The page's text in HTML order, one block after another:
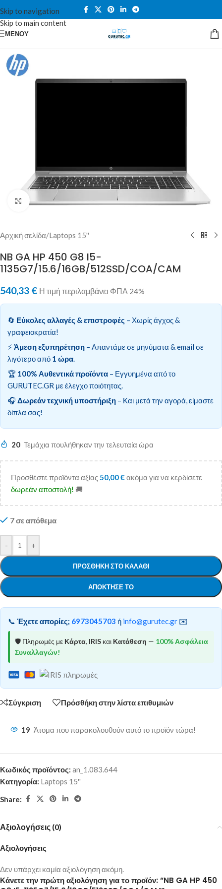
Skip to navigation
Skip to main content
ΜΕΝΟΎ
Κλικ για μεγέθυνση
Αρχική σελίδα/Laptops 15''
NB GA HP 450 G8 I5-
1135G7/15.6/16GB/512SSD/COA/CAM
540,33 € Η τιμή περιλαμβάνει ΦΠΑ 24%
🔄 Εύκολες αλλαγές & επιστροφές – Χωρίς άγχος &
γραφειοκρατία!
⚡ Άμεση εξυπηρέτηση – Απαντάμε σε μηνύματα & email σε
λιγότερο από 1 ώρα.
🏆 100% Αυθεντικά προϊόντα – Εγγυημένα από το
GURUTEC.GR με έλεγχο ποιότητας.
🎧 Δωρεάν τεχνική υποστήριξη – Και μετά την αγορά, είμαστε
δίπλα σας!
20 Τεμάχια πουλήθηκαν την τελευταία ώρα
Προσθέστε προϊόντα αξίας50,00€ ακόμα για να κερδίσετε
δωρεάν αποστολή! 🚚
7 σε απόθεμα
- +
ΠΡΟΣΘΉΚΗ ΣΤΟ ΚΑΛΆΘΙ
ΑΠΌΚΤΗΣΕ ΤΟ
📞 Έχετε απορίες; 6973045703 ή info@gurutec.gr ✉️
🛡️ Πληρωμές με Κάρτα, IRIS και Κατάθεση — 100% Ασφάλεια
Συναλλαγών!
Σύγκριση Πρόσθήκη στην λίστα επιθυμιών
19 Άτομα που παρακολουθούν αυτό το προϊόν τώρα!
Κωδικός προϊόντος: an_1.083.644
Κατηγορία: Laptops 15''
Share:
Αξιολογήσεις (0)
Αξιολογήσεις
Δεν υπάρχει καμία αξιολόγηση ακόμη.
Κάνετε την πρώτη αξιολόγηση για το προϊόν: “NB GA HP 450